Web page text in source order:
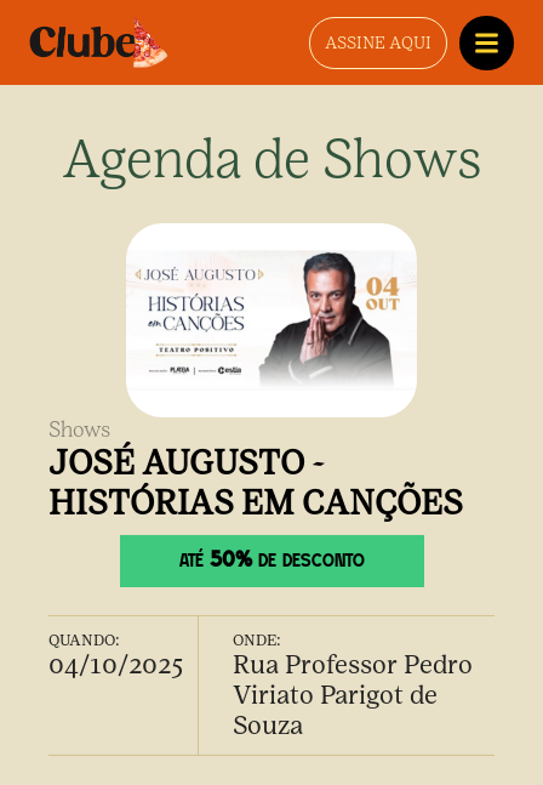
ASSINE AQUI
Agenda de Shows
Shows
JOSÉ AUGUSTO -
HISTÓRIAS EM CANÇÕES
ATÉ 50%DE DESCONTO
QUANDO:
04/10/2025
ONDE:
Rua Professor Pedro
Viriato Parigot de
Souza